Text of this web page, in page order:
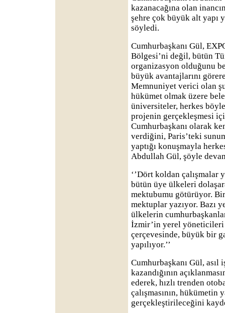
kazanacağına olan
şehre çok büyük alt yapı
söyledi.
Cumhurbaşkanı Gül,
Bölgesi’ni değil, bütün
organizasyon olduğunu
büyük avantajlarını
Memnuniyet verici olan
hükümet olmak üzere
üniversiteler, herkes
projenin gerçekleşmesi
Cumhurbaşkanı olarak
verdiğini, Paris’teki
yaptığı konuşmayla
Abdullah Gül, şöyle
‘’Dört koldan çalışmalar
bütün üye ülkeleri
mektubumu götürüyor.
mektuplar yazıyor. Bazı
ülkelerin
İzmir’in yerel
çerçevesinde, büyük bir
yapılıyor.’’
Cumhurbaşkanı Gül, asıl
kazandığının
ederek, hızlı trenden
çalışmasının, hükümetin
gerçekleştirileceğini